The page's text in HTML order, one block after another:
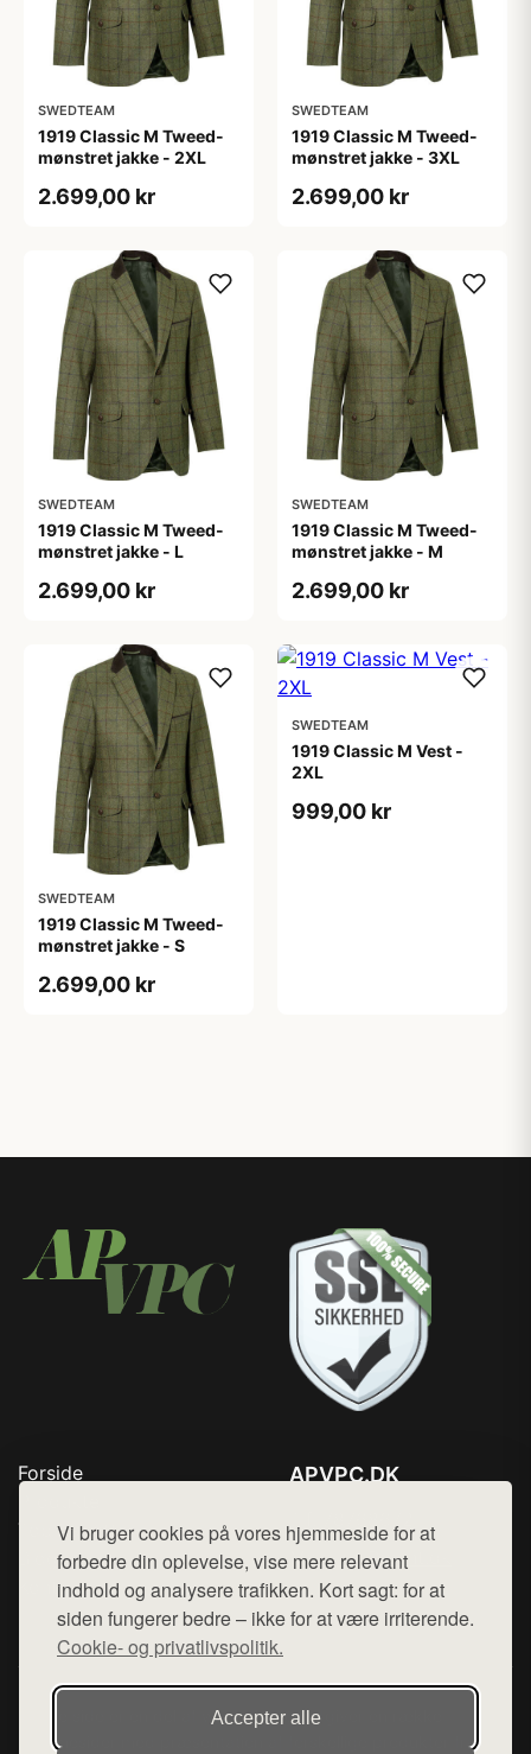
Vi bruger cookies på vores hjemmeside for at
forbedre din oplevelse, vise mere relevant
indhold og analysere trafikken. Kort sagt: for at
siden fungerer bedre – ikke for at være irriterende.
Cookie- og privatlivspolitik.
Accepter alle
SWEDTEAM
1919 Classic M Tweed-
mønstret jakke - 2XL
2.699,00 kr
SWEDTEAM
1919 Classic M Tweed-
mønstret jakke - 3XL
2.699,00 kr
SWEDTEAM
1919 Classic M Tweed-
mønstret jakke - L
2.699,00 kr
SWEDTEAM
1919 Classic M Tweed-
mønstret jakke - M
2.699,00 kr
SWEDTEAM
1919 Classic M Tweed-
mønstret jakke - S
2.699,00 kr
SWEDTEAM
1919 Classic M Vest -
2XL
999,00 kr
Forside
Top Rabatter
Blog
Kontakt
APVPC.DK
Mail: hej@want.dk
Cookie- og privatlivspolitik
Denne side er en del af want.dk, der udgiver en række
hjemmesider med præsentation af forskellige produkter fra